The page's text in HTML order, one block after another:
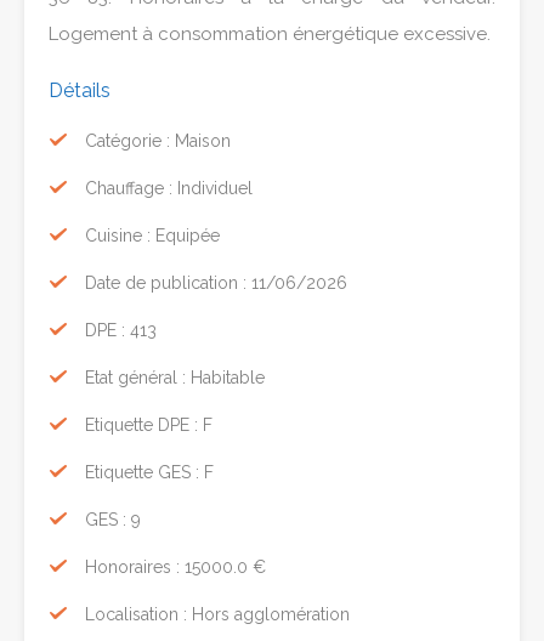
Logement à consommation énergétique excessive.
Détails
Catégorie : Maison
Chauffage : Individuel
Cuisine : Equipée
Date de publication : 11/06/2026
DPE : 413
Etat général : Habitable
Etiquette DPE : F
Etiquette GES : F
GES : 9
Honoraires : 15000.0 €
Localisation : Hors agglomération